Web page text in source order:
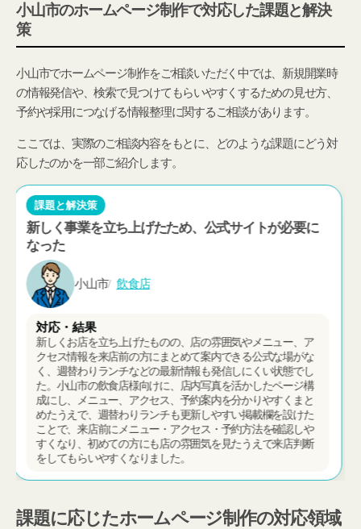
小山市のホームページ制作で対応した課題と解決
策
小山市でホームページ制作をご相談いただく中では、新規開業時
の情報発信や、検索で見つけてもらいやすくするための見せ方、
予約や採用につなげる情報整理に関するご相談があります。
ここでは、実際のご相談内容をもとに、どのような課題にどう対
応したのかを一部ご紹介します。
課題と解決策
地域で教室を探している人の比較候補に入りにくか
った
小山市 ヨガ教室
対応・結果
SNSでは発信していても、地域名で検索したときに教室の情
報が見つかりにくく、地元でヨガ教室を探している方に比較
候補として入ってもらいにくい状態でした。小山市のヨガ教
室様向けに、地域名とレッスン内容が伝わるようトップペー
ジや各案内ページの見出しと掲載内容を整え、教室内の写真
や初心者・シニア・産後ヨガなど対象別の案内も分けて載せ
たことで、検索から教室を見つけてもらいやすくなり、興味
を持った方にも自分に合うレッスン内容を事前に確認しても
らいやすい形になりました。
課題に応じたホームページ制作の対応領域